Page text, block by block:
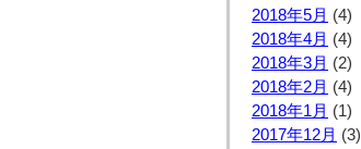
2018年5月 (4)
2018年4月 (4)
2018年3月 (2)
2018年2月 (4)
2018年1月 (1)
2017年12月 (3)